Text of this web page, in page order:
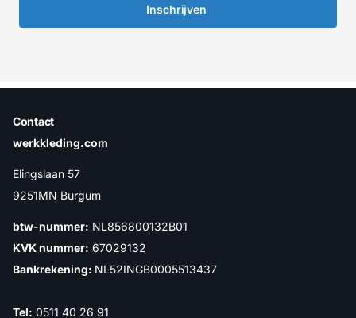
Inschrijven
Contact
werkkleding.com
Elingslaan 57
9251MN Burgum
btw-nummer: NL856800132B01
KVK nummer: 67029132
Bankrekening: NL52INGB0005513437
Tel: 0511 40 26 91